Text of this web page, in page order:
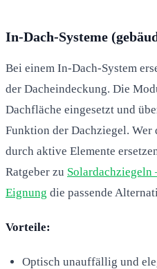
In-Dach-Systeme
Bei einem In-Dach-System
der Dacheindeckung. Die
Dachfläche eingesetzt und
Funktion der Dachziegel.
durch aktive Elemente
Ratgeber zu Solardachziegeln
Eignung die passende
Vorteile:
Optisch unauffällig und